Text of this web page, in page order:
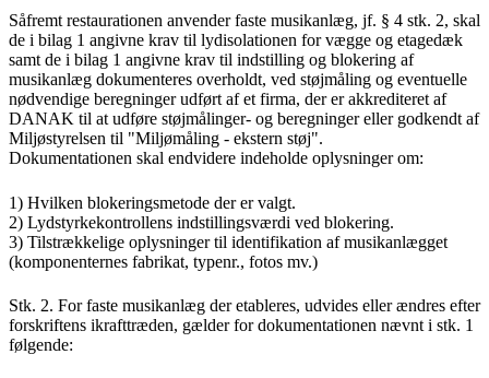
Såfremt restaurationen anvender faste musikanlæg, jf. § 4 stk. 2, skal
de i bilag 1 angivne krav til lydisolationen for vægge og etagedæk
samt de i bilag 1 angivne krav til indstilling og blokering af
musikanlæg dokumenteres overholdt, ved støjmåling og eventuelle
nødvendige beregninger udført af et firma, der er akkrediteret af
DANAK til at udføre støjmålinger- og beregninger eller godkendt af
Miljøstyrelsen til "Miljømåling - ekstern støj".
Dokumentationen skal endvidere indeholde oplysninger om:
1) Hvilken blokeringsmetode der er valgt.
2) Lydstyrkekontrollens indstillingsværdi ved blokering.
3) Tilstrækkelige oplysninger til identifikation af musikanlægget
(komponenternes fabrikat, typenr., fotos mv.)
Stk. 2. For faste musikanlæg der etableres, udvides eller ændres efter
forskriftens ikrafttræden, gælder for dokumentationen nævnt i stk. 1
følgende: